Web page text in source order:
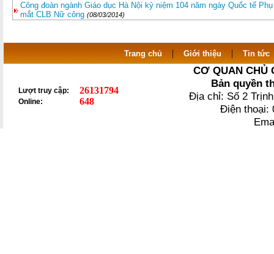
Công đoàn ngành Giáo dục Hà Nội kỷ niệm 104 năm ngày Quốc tế
mắt CLB Nữ công (08/03/2014)
Trang chủ | Giới thiệu | Tin tức
Lượt truy cập: 26131794
Online: 648
CƠ QUAN CHỦ
Bản quyền
Địa chỉ: Số 2
Điện